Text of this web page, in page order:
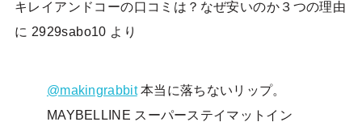
キレイアンドコーの口コミは？なぜ安いのか３つの理由
に 2929sabo10 より
@makingrabbit本当に落ちないリップ。
MAYBELLINE スーパーステイマットイン